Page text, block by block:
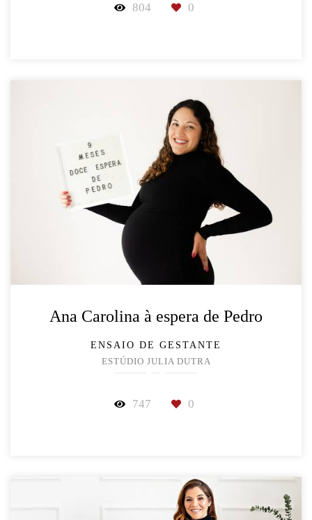
804 0
Ana Carolina à espera de Pedro
ENSAIO DE GESTANTE
ESTÚDIO JULIA DUTRA
747 0